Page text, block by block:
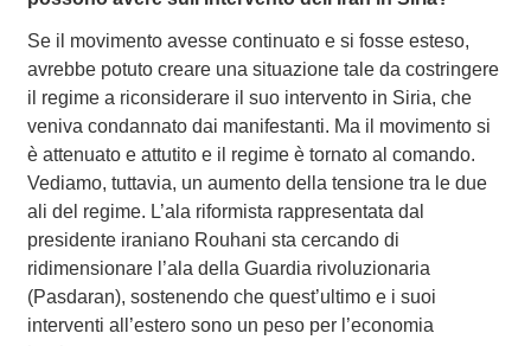
Se il movimento avesse continuato e si fosse esteso,
avrebbe potuto creare una situazione tale da costringere
il regime a riconsiderare il suo intervento in Siria, che
veniva condannato dai manifestanti. Ma il movimento si
è attenuato e attutito e il regime è tornato al comando.
Vediamo, tuttavia, un aumento della tensione tra le due
ali del regime. L’ala riformista rappresentata dal
presidente iraniano Rouhani sta cercando di
ridimensionare l’ala della Guardia rivoluzionaria
(Pasdaran), sostenendo che quest’ultimo e i suoi
interventi all’estero sono un peso per l’economia